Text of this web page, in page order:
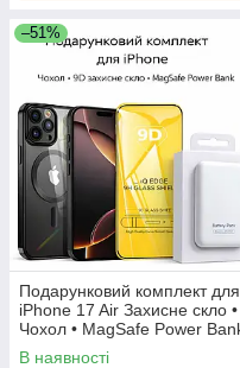
–51%
Подарунковий комплект для
iPhone 17 Air Захисне скло •
Чохол • MagSafe Power
В наявності